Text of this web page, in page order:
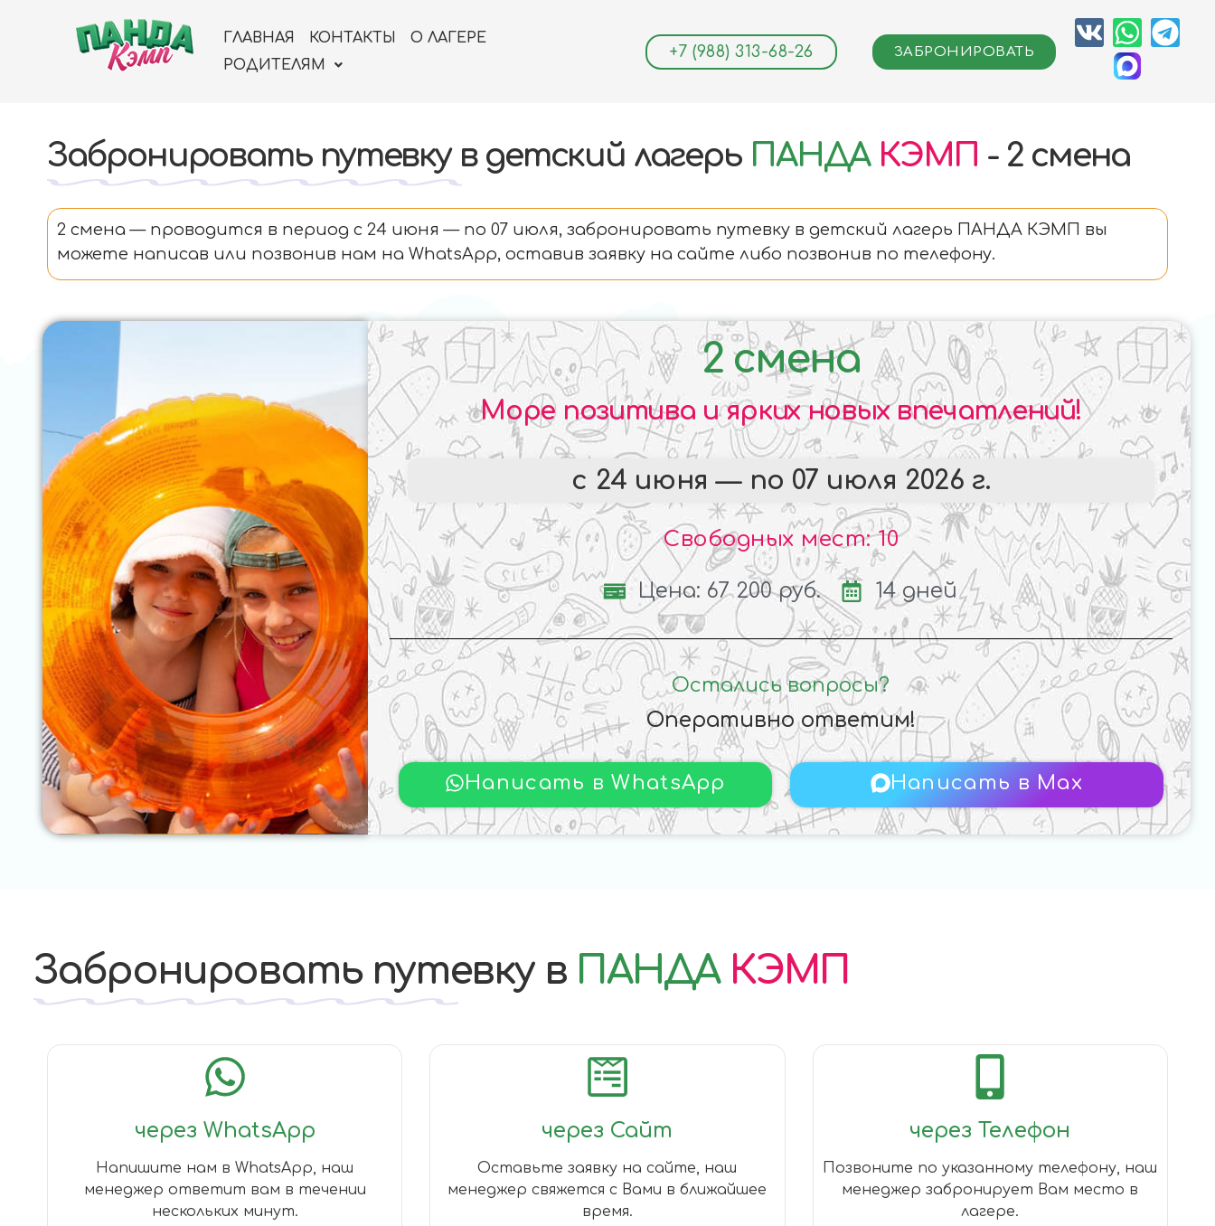
ГЛАВНАЯ КОНТАКТЫ
О ЛАГЕРЕ
РОДИТЕЛЯМ
+7 (988) 313-68-26 ЗАБРОНИРОВАТЬ
Забронировать путевку в детский лагерь ПАНДА КЭМП - 2 смена
2 смена — проводится в период с 24 июня — по 07 июля, забронировать путевку в детский лагерь ПАНДА КЭМП вы
можете написав или позвонив нам на WhatsApp, оставив заявку на сайте либо позвонив по телефону.
2 смена
Море позитива и ярких новых впечатлений!
с 24 июня — по 07 июля 2026 г.
Свободных мест: 10
Цена: 67 200 руб. 14 дней
Остались вопросы?
Оперативно ответим!
Написать в WhatsApp Написать в Max
Забронировать путевку в ПАНДА КЭМП
через WhatsApp
Напишите нам в WhatsApp, наш
менеджер ответит вам в течении
нескольких минут.
через Сайт
Оставьте заявку на сайте, наш
менеджер свяжется с Вами в ближайшее
время.
через Телефон
Позвоните по указанному телефону, наш
менеджер забронирует Вам место в
лагере.